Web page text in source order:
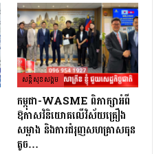
សន្តិសុខសង្គម
កម្ពុជា-WASME ពិភាក្សាអំពី
ឱកាសវិនិយោគលើវិស័យគ្រឿង
សម្អាង និងការជំរុញសហគ្រាសធុន
តូច…